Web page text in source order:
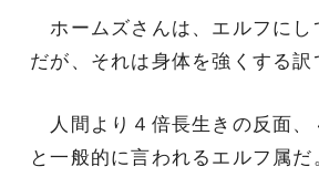
ホームズさんは、エルフにし
だが、それは身体を強くする訳
人間より４倍長生きの反面、
と一般的に言われるエルフ属だ